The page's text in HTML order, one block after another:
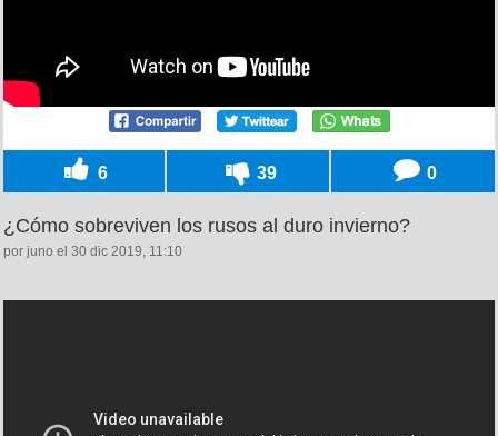
6 39 0
¿Cómo sobreviven los rusos al duro invierno?
por juno el 30 dic 2019, 11:10